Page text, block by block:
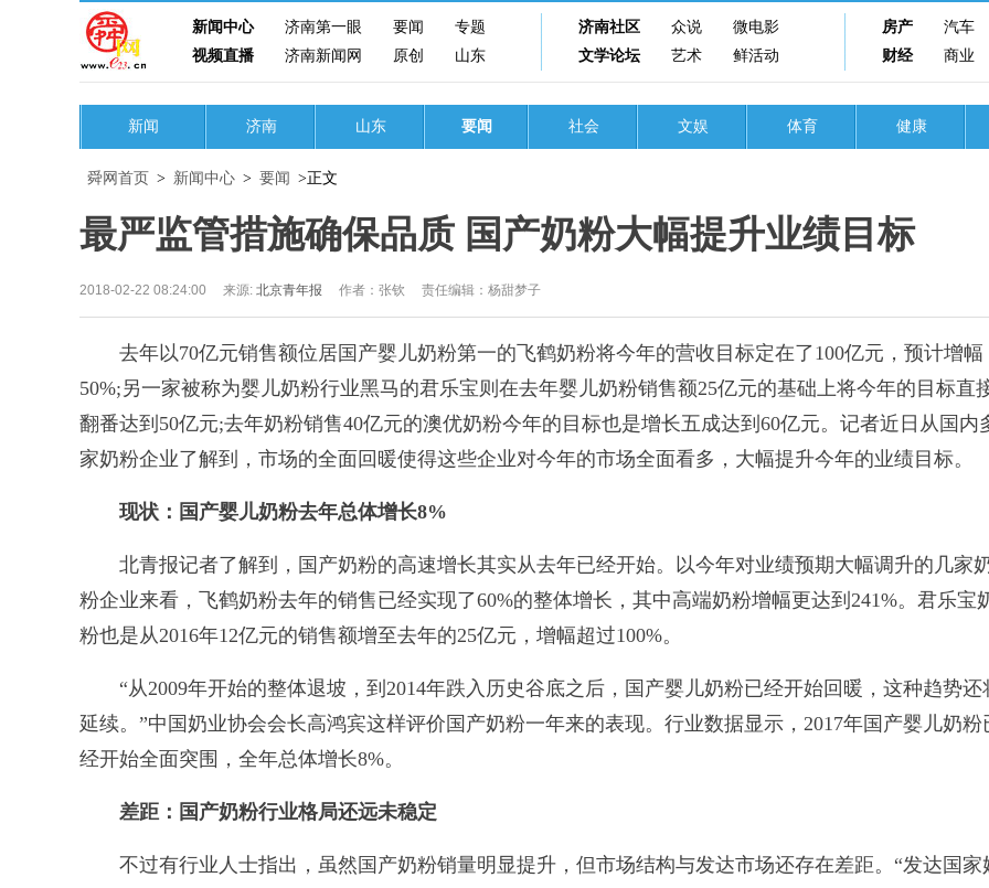
新闻中心 济南第一眼 要闻 专题 济南社区 众说 微电影 房产 汽车
视频直播
济南新闻网 原创 山东 文学论坛 艺术 鲜活动 财经 商业
新闻 济南 山东 要闻 社会 文娱 体育 健康
舜网首页 > 新闻中心 > 要闻 >正文
最严监管措施确保品质 国产奶粉大幅提升业绩目标
2018-02-22 08:24:00 来源: 北京青年报 作者：张钦 责任编辑：杨甜梦子
去年以70亿元销售额位居国产婴儿奶粉第一的飞鹤奶粉将今年的营收目标定在了100亿元，预计增幅
50%;另一家被称为婴儿奶粉行业黑马的君乐宝则在去年婴儿奶粉销售额25亿元的基础上将今年的目标直
翻番达到50亿元;去年奶粉销售40亿元的澳优奶粉今年的目标也是增长五成达到60亿元。记者近日从国内
家奶粉企业了解到，市场的全面回暖使得这些企业对今年的市场全面看多，大幅提升今年的业绩目标。
现状：国产婴儿奶粉去年总体增长8%
北青报记者了解到，国产奶粉的高速增长其实从去年已经开始。以今年对业绩预期大幅调升的几家
粉企业来看，飞鹤奶粉去年的销售已经实现了60%的整体增长，其中高端奶粉增幅更达到241%。君乐宝
粉也是从2016年12亿元的销售额增至去年的25亿元，增幅超过100%。
“从2009年开始的整体退坡，到2014年跌入历史谷底之后，国产婴儿奶粉已经开始回暖，这种趋势还
延续。”中国奶业协会会长高鸿宾这样评价国产奶粉一年来的表现。行业数据显示，2017年国产婴儿奶粉
经开始全面突围，全年总体增长8%。
差距：国产奶粉行业格局还远未稳定
不过有行业人士指出，虽然国产奶粉销量明显提升，但市场结构与发达市场还存在差距。“发达国家